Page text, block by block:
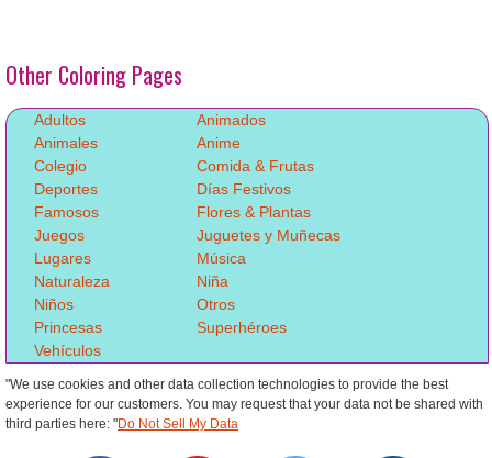
Other Coloring Pages
Adultos
Animados
Animales
Anime
Colegio
Comida & Frutas
Deportes
Días Festivos
Famosos
Flores & Plantas
Juegos
Juguetes y Muñecas
Lugares
Música
Naturaleza
Niña
Niños
Otros
Princesas
Superhéroes
Vehículos
"We use cookies and other data collection technologies to provide the best
experience for our customers. You may request that your data not be shared with
third parties here: "Do Not Sell My Data